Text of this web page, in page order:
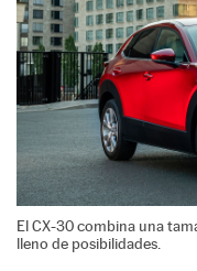
El CX-30 combina una
lleno de posibilidades.